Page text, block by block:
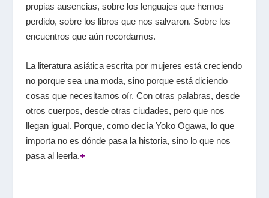
propias ausencias, sobre los lenguajes que hemos
perdido, sobre los libros que nos salvaron. Sobre los
encuentros que aún recordamos.
La literatura asiática escrita por mujeres está creciendo
no porque sea una moda, sino porque está diciendo
cosas que necesitamos oír. Con otras palabras, desde
otros cuerpos, desde otras ciudades, pero que nos
llegan igual. Porque, como decía Yoko Ogawa, lo que
importa no es dónde pasa la historia, sino lo que nos
pasa al leerla.+